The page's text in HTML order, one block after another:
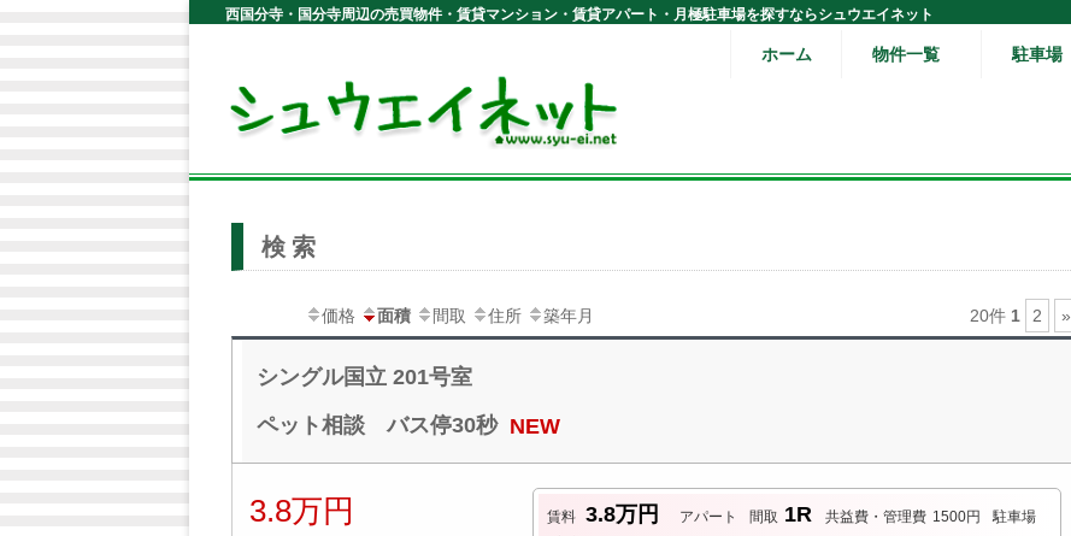
西国分寺・国分寺周辺の売買物件・賃貸マンション・賃貸アパート・月極駐車場を探すならシュウエイネット
ホーム 物件一覧 駐車場
検索
価格 面積 間取 住所 築年月 20件 1 2 »
シングル国立 201号室
ペット相談 バス停30秒 NEW
3.8万円 賃料 3.8万円 アパート 間取 1R 共益費・管理費 1500円
駐車場